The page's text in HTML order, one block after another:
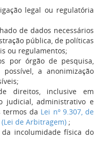
legal ou regulatória
de dados necessários
pública, de políticas
ou regulamentos;
por órgão de pesquisa,
a anonimização
direitos, inclusive em
judicial, administrativo e
da Lei nº 9.307, de
de Arbitragem) ;
incolumidade física do